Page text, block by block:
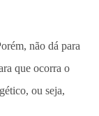
não dá para
que ocorra o
ou seja,